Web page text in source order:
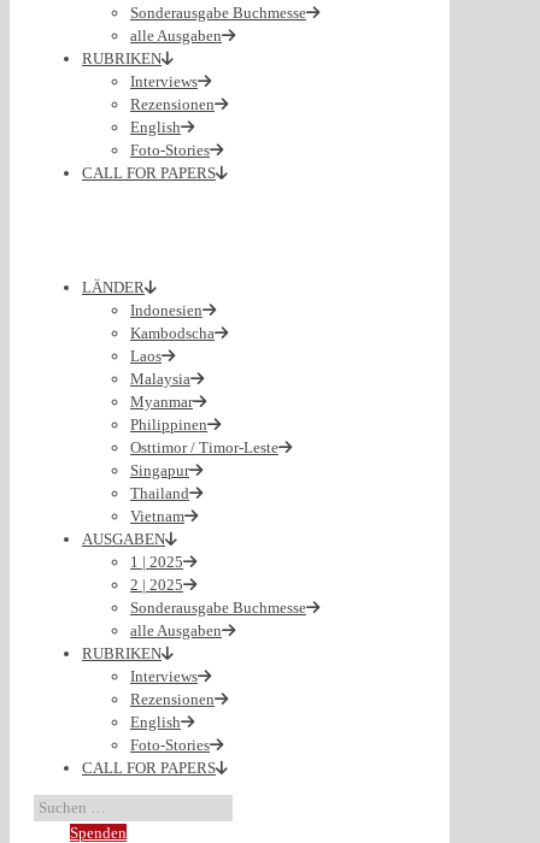
Sonderausgabe Buchmesse
alle Ausgaben
RUBRIKEN
Interviews
Rezensionen
English
Foto-Stories
CALL FOR PAPERS
LÄNDER
Indonesien
Kambodscha
Laos
Malaysia
Myanmar
Philippinen
Osttimor / Timor-Leste
Singapur
Thailand
Vietnam
AUSGABEN
1 | 2025
2 | 2025
Sonderausgabe Buchmesse
alle Ausgaben
RUBRIKEN
Interviews
Rezensionen
English
Foto-Stories
CALL FOR PAPERS
Spenden